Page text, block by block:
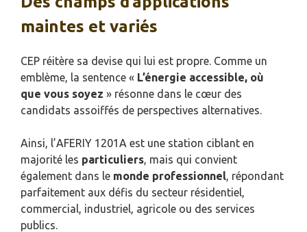
maintes et variés
CEP réitère sa devise qui lui est propre. Comme un
emblème, la sentence « L’énergie accessible, où
que vous soyez » résonne dans le cœur des
candidats assoiffés de perspectives alternatives.
Ainsi, l’AFERIY 1201A est une station ciblant en
majorité les particuliers, mais qui convient
également dans le monde professionnel, répondant
parfaitement aux défis du secteur résidentiel,
commercial, industriel, agricole ou des services
publics.